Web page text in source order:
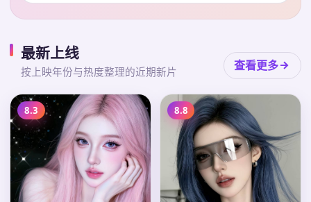
最新上线
按上映年份与热度整理的近期新片 查看更多
8.3 8.8